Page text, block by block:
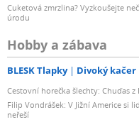
Cuketová zmrzlina? Vyzkoušejte
úrodu
Hobby a zábava
BLESK Tlapky Divoký kačer
Cestovní horečka šlechty: Chuďas
Filip Vondrášek: V Jižní Americe si
neřeší